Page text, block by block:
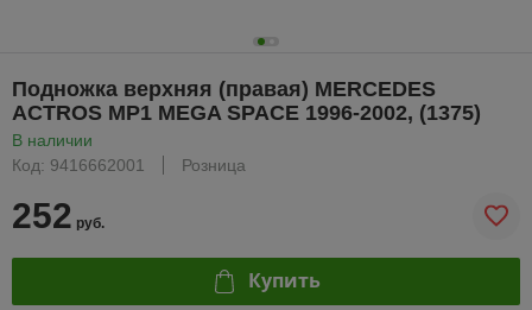
Подножка верхняя (правая) MERCEDES
ACTROS MP1 MEGA SPACE 1996-2002, (1375)
В наличии
Код: 9416662001
Розница
252 руб.
Купить